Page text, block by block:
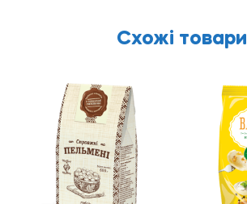
Схожі товари